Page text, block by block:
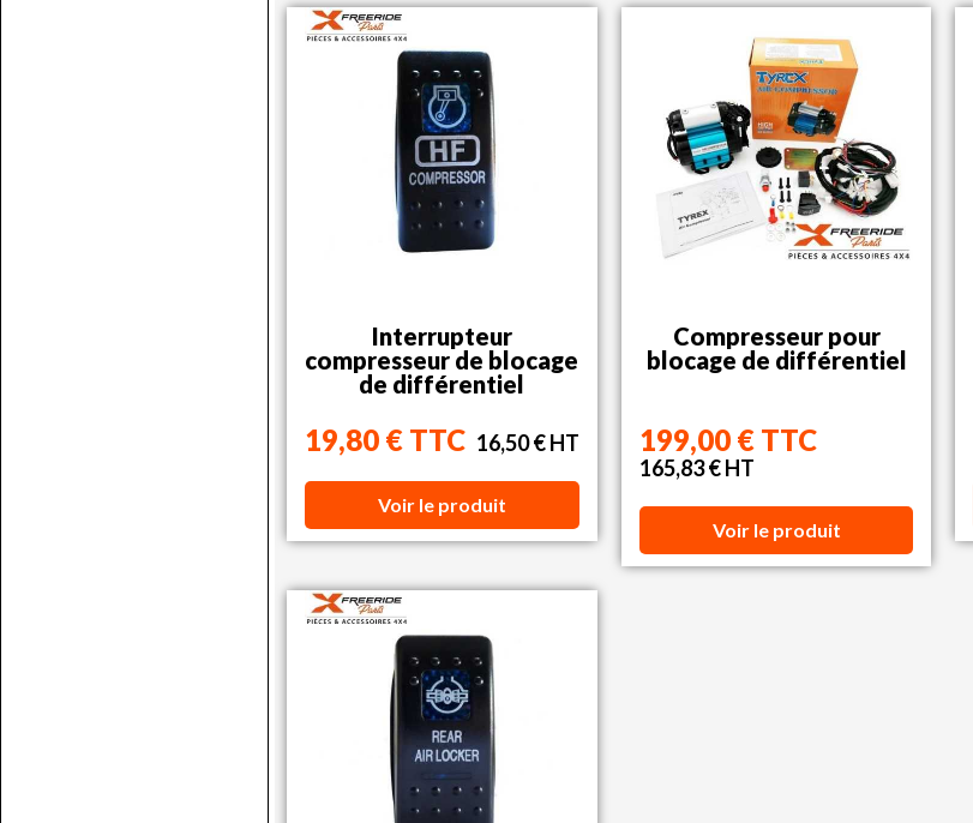
Interrupteur
compresseur de blocage
de différentiel
19,80 € TTC 16,50 € HT
Voir le produit
Compresseur pour
blocage de différentiel
199,00 € TTC
165,83 € HT
Voir le produit